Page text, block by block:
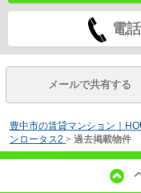
電
メールで共有する
豊中市の賃貸マンション｜
ンロータス2 > 過去掲載物件